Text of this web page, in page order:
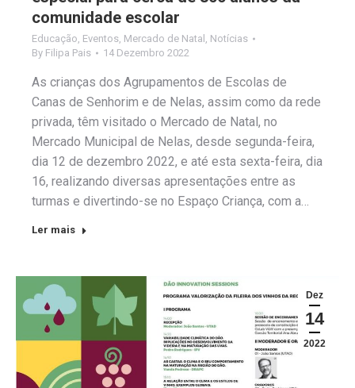
comunidade escolar
Educação Eventos Mercado de Natal Notícias
By Filipa Pais 14 Dezembro 2022
As crianças dos Agrupamentos de Escolas de
Canas de Senhorim e de Nelas, assim como da rede
privada, têm visitado o Mercado de Natal, no
Mercado Municipal de Nelas, desde segunda-feira,
dia 12 de dezembro 2022, e até esta sexta-feira, dia
16, realizando diversas apresentações entre as
turmas e divertindo-se no Espaço Criança, com a…
Ler mais
Dez
14
2022